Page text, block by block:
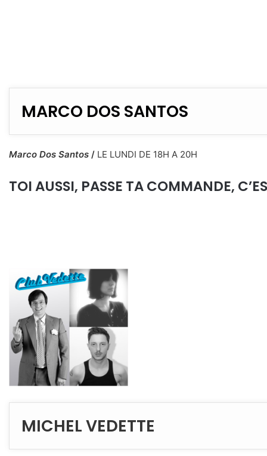
MARCO DOS SANTOS
Marco Dos Santos / LE LUNDI DE 18H A 20H
TOI AUSSI, PASSE TA COMMANDE,
MICHEL VEDETTE